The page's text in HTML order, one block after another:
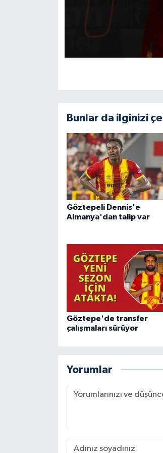
Bunlar da ilginizi
Göztepeli Dennis'e
Almanya'dan talip var
Göztepe'de transfer
çalışmaları sürüyor
Yorumlar